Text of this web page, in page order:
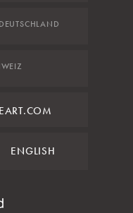
DEUTSCHLAND
ENGLISH